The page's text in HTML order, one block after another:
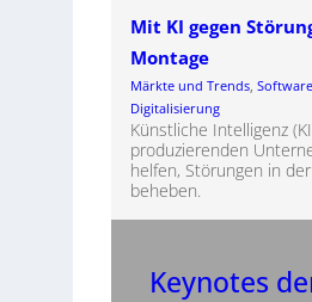
Mit KI gegen
Montage
Märkte und Trends, Software
Digitalisierung
Künstliche Intelligenz
produzierenden
helfen, Störungen in
beheben.
Keynotes